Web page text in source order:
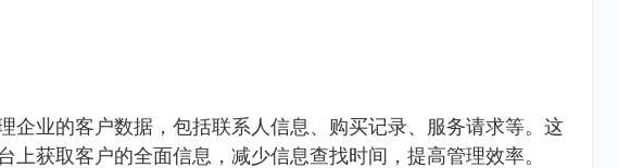
企业的客户数据，包括联系人信息、购买记录、服务请求等。这
上获取客户的全面信息，减少信息查找时间，提高管理效率。